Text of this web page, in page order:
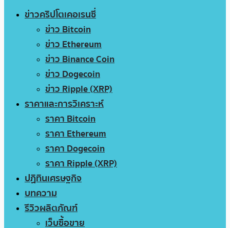
ข่าวคริปโตเคอเรนซี่
ข่าว Bitcoin
ข่าว Ethereum
ข่าว Binance Coin
ข่าว Dogecoin
ข่าว Ripple (XRP)
ราคาและการวิเคราะห์
ราคา Bitcoin
ราคา Ethereum
ราคา Dogecoin
ราคา Ripple (XRP)
ปฏิทินเศรษฐกิจ
บทความ
รีวิวผลิตภัณฑ์
เว็บซื้อขาย